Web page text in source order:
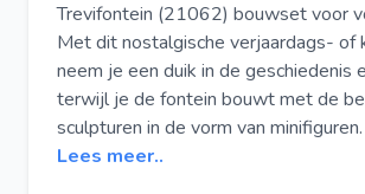
Trevifontein (21062) bouwset voor
Met dit nostalgische verjaardags- of
neem je een duik in de geschiedenis
terwijl je de fontein bouwt met de
sculpturen in de vorm van
Lees meer..